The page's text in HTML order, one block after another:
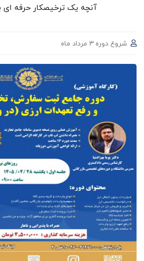
آنچه یک ترخیصکار حرفه ای
شروع دوره 3 مرداد ماه